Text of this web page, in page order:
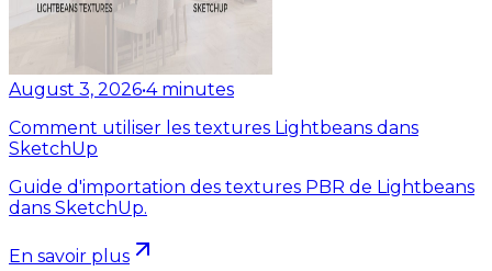
August 3, 2026•4 minutes
Comment utiliser les textures Lightbeans dans
SketchUp
Guide d'importation des textures PBR de Lightbeans
dans SketchUp.
En savoir plus